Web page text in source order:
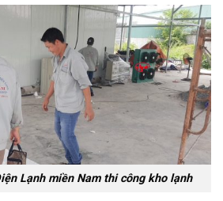
Lạnh miền Nam thi công kho lạnh